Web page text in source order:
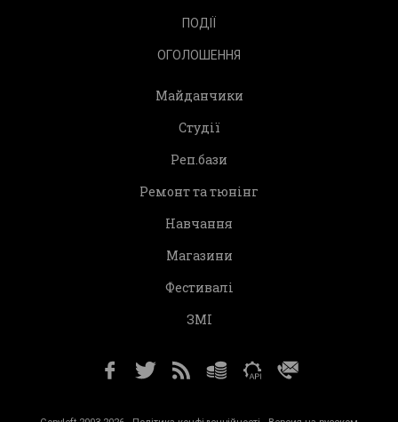
ПОДІЇ
ОГОЛОШЕННЯ
Майданчики
Студії
Реп.бази
Ремонт та тюнінг
Навчання
Магазини
Фестивалі
ЗМІ